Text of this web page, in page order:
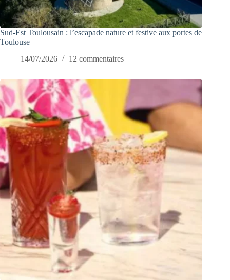
Sud-Est Toulousain : l’escapade nature et festive aux portes de
Toulouse
14/07/2026
12 commentaires